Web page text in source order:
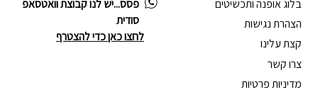
בלוג אופנה ותכשיטים
הצהרת נגישות
קצת עלינו
צרו קשר
מדיניות פרטיות
פסס...יש לנו קבוצת וואטסאפ
סודית
לחצו כאן כדי להצטרף